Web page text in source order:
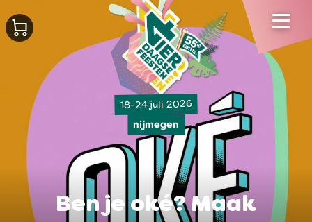
18-24 juli 2026
nijmegen
Ben je oké? Maak